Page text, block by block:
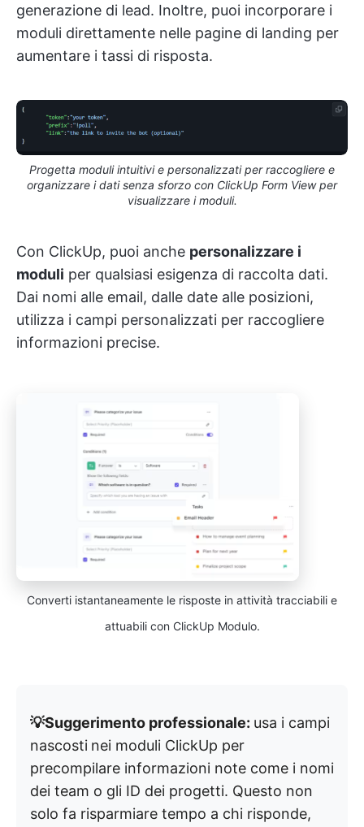
generazione di lead. Inoltre, puoi incorporare i
moduli direttamente nelle pagine di landing per
aumentare i tassi di risposta.
Progetta moduli intuitivi e personalizzati per raccogliere e
organizzare i dati senza sforzo con ClickUp Form View per
visualizzare i moduli.
Con ClickUp, puoi anche personalizzare i
moduli per qualsiasi esigenza di raccolta dati.
Dai nomi alle email, dalle date alle posizioni,
utilizza i campi personalizzati per raccogliere
informazioni precise.
Converti istantaneamente le risposte in attività tracciabili e
attuabili con ClickUp Modulo.
💡Suggerimento professionale: usa i campi
nascosti nei moduli ClickUp per
precompilare informazioni note come i nomi
dei team o gli ID dei progetti. Questo non
solo fa risparmiare tempo a chi risponde,